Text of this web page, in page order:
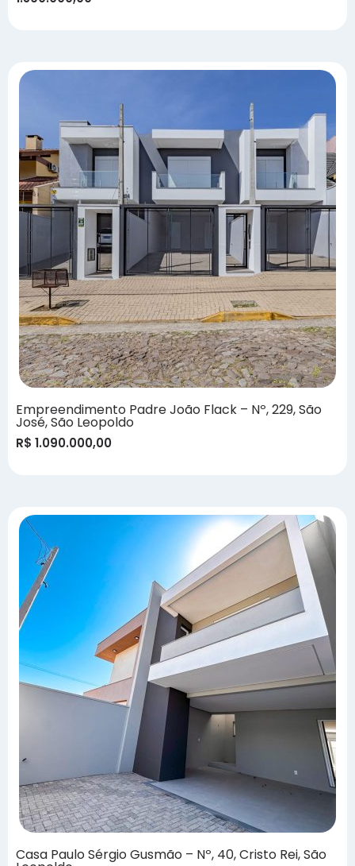
Empreendimento Padre João Flack – Nº, 229, São
José, São Leopoldo
R$ 1.090.000,00
Casa Paulo Sérgio Gusmão – Nº, 40, Cristo Rei, São